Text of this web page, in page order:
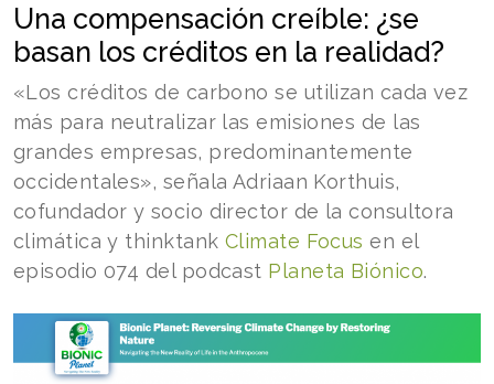
Una compensación creíble: ¿se
basan los créditos en la realidad?
«Los créditos de carbono se utilizan cada vez
más para neutralizar las emisiones de las
grandes empresas, predominantemente
occidentales», señala Adriaan Korthuis,
cofundador y socio director de la consultora
climática y thinktank Climate Focus en el
episodio 074 del podcast Planeta Biónico.